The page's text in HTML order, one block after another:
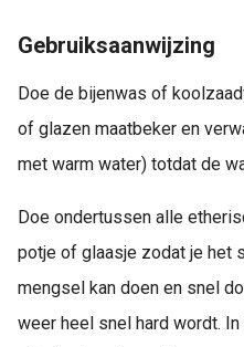
Gebruiksaanwijzing
Doe de bijenwas of
of glazen maatbeker en
met warm water) totdat de
Doe ondertussen alle
potje of glaasje zodat je het
mengsel kan doen en snel
weer heel snel hard wordt.